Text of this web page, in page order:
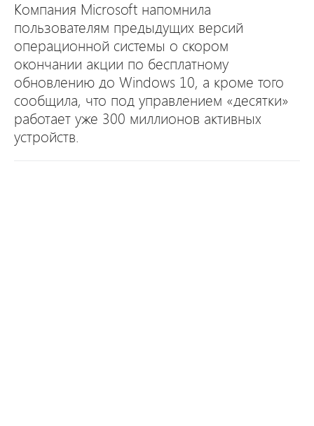
Компания Microsoft напомнила
пользователям предыдущих версий
операционной системы о скором
окончании акции по бесплатному
обновлению до Windows 10, а кроме того
сообщила, что под управлением «десятки»
работает уже 300 миллионов активных
устройств.